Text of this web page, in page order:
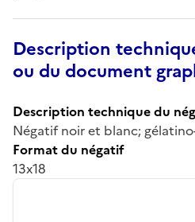
Description
ou du document
Description technique du
Négatif noir et blanc;
Format du négatif
13x18